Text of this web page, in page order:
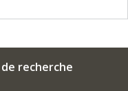
recherche